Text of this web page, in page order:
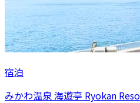
宿泊
みかわ温泉 海遊亭 Ryokan